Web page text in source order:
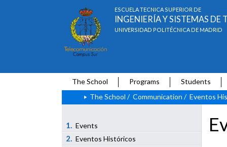
ESCUELA TÉCNICA SUPERIOR DE
INGENIERÍA Y SISTEMAS
UNIVERSIDAD POLITÉCNICA DE MADRID
The School Programs
Students
The School / Communication / Eventos
1. Events
2. Eventos Históricos